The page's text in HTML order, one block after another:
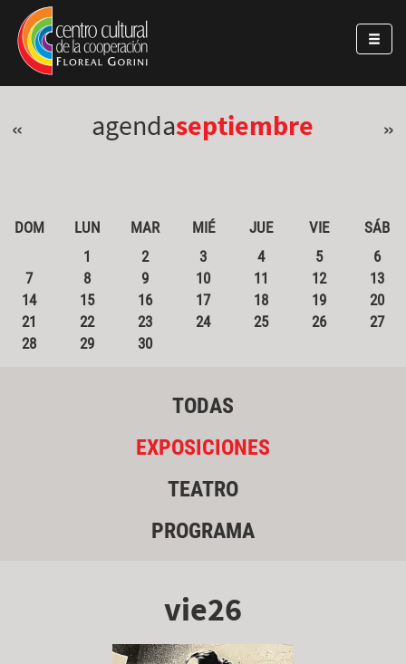
Pasar al contenido principal
Jump to main content
« agendaseptiembre »
DOM LUN MAR MIÉ JUE VIE
SÁB
1
2 3 4 5
6
7
8 9 10 11 12
13
14
15 16 17 18 19
20
21
22 23 24 25 26
27
28
29 30
TODAS
EXPOSICIONES
TEATRO
PROGRAMA
vie26